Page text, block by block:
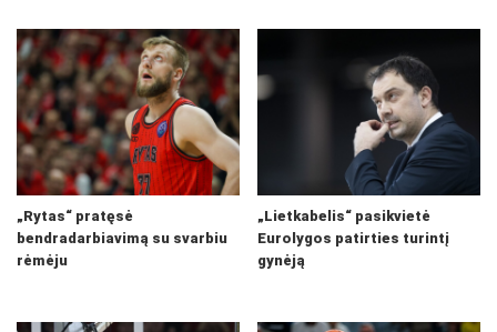
„Rytas“ pratęsė
bendradarbiavimą su svarbiu
rėmėju
„Lietkabelis“ pasikvietė
Eurolygos patirties turintį
gynėją